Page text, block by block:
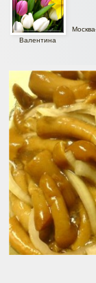
Валентина